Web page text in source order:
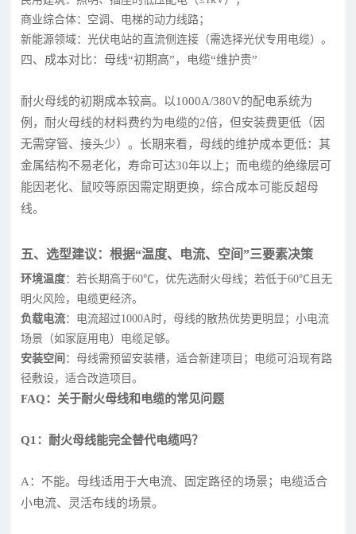
商业综合体：空调、电梯的动力线路；
新能源领域：光伏电站的直流侧连接（需选择光伏专用电缆）。
四、成本对比：母线“初期高”，电缆“维护贵”
耐火母线的初期成本较高。以1000A/380V的配电系统为
例，耐火母线的材料费约为电缆的2倍，但安装费更低（因
无需穿管、接头少）。长期来看，母线的维护成本更低：其
金属结构不易老化，寿命可达30年以上；而电缆的绝缘层可
能因老化、鼠咬等原因需定期更换，综合成本可能反超母
线。
五、选型建议：根据“温度、电流、空间”三要素决策
环境温度：若长期高于60℃，优先选耐火母线；若低于60℃且无
明火风险，电缆更经济。
负载电流：电流超过1000A时，母线的散热优势更明显；小电流
场景（如家庭用电）电缆足够。
安装空间 ：母线需预留安装槽，适合新建项目；电缆可沿现有路
径敷设，适合改造项目。
FAQ：关于耐火母线和电缆的常见问题
Q1：耐火母线能完全替代电缆吗？
A：不能。母线适用于大电流、固定路径的场景；电缆适合
小电流、灵活布线的场景。